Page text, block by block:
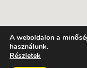
A weboldalon a
használunk.
Részletek